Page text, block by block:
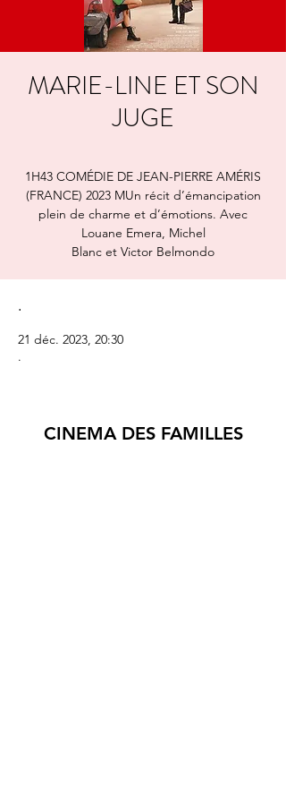
MARIE-LINE ET SON
JUGE
1H43 COMÉDIE DE JEAN-PIERRE AMÉRIS
(FRANCE) 2023 MUn récit d’émancipation
plein de charme et d’émotions. Avec
Louane Emera, Michel
Blanc et Victor Belmondo
.
21 déc. 2023, 20:30
.
CINEMA DES FAMILLES